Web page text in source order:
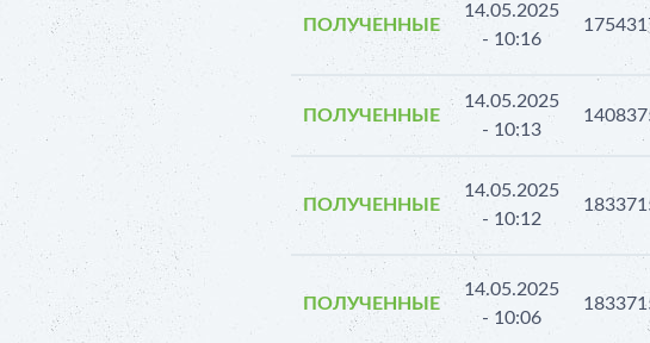
ПОЛУЧЕННЫЕ
14.05.2025
- 10:16
ПОЛУЧЕННЫЕ
14.05.2025
- 10:13
ПОЛУЧЕННЫЕ
14.05.2025
- 10:12
ПОЛУЧЕННЫЕ
14.05.2025
- 10:06